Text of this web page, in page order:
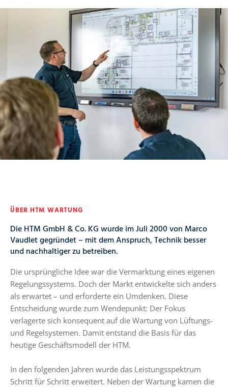
ÜBER HTM WARTUNG
Die HTM GmbH & Co. KG wurde im Juli 2000 von Marco
Vaudlet gegründet – mit dem Anspruch, Technik besser
und nachhaltiger zu betreiben.
Die ursprüngliche Idee war die Vermarktung eines eigenen
Regelungssystems. Doch der Markt entwickelte sich anders
als erwartet – und erforderte ein Umdenken. Diese
Entscheidung wurde zum Wendepunkt: Der Fokus
verlagerte sich konsequent auf die Wartung von Lüftungs-
und Regelsystemen. Damit entstand die Basis für das
heutige Geschäftsmodell der HTM.
In den folgenden Jahren wurde das Leistungsspektrum
Schritt für Schritt erweitert. Neben der Wartung kamen die